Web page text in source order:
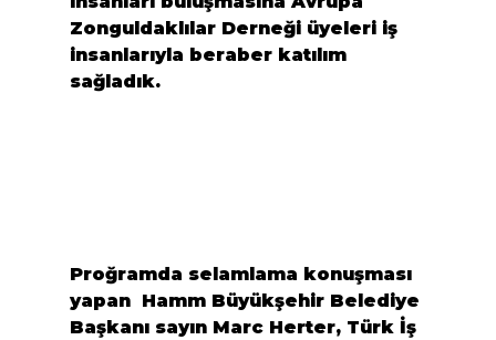
Zonguldaklılar Derneği üyeleri iş
insanlarıyla beraber katılım
sağladık.
Proğramda selamlama konuşması
yapan  Hamm Büyükşehir Belediye
Başkanı sayın Marc Herter, Türk İş